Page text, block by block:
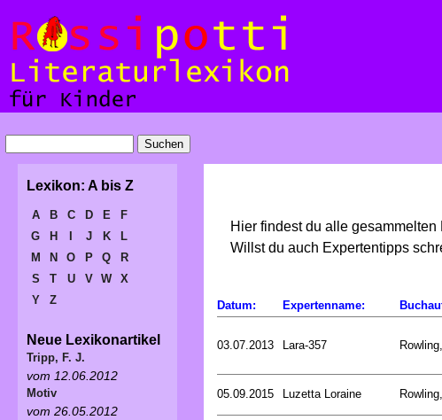
Hier findest du alle
Willst du auch Expertentipps
Datum: Expertenname:
03.07.2013 Lara-357
05.09.2015 Luzetta Loraine
Lexikon: A bis Z
A B C D E
F
G
H J K
L
M
N O P Q
R
S
T U V W
X
Y
Z
Neue Lexikonartikel
Tripp, F. J.
vom 12.06.2012
Motiv
vom 26.05.2012